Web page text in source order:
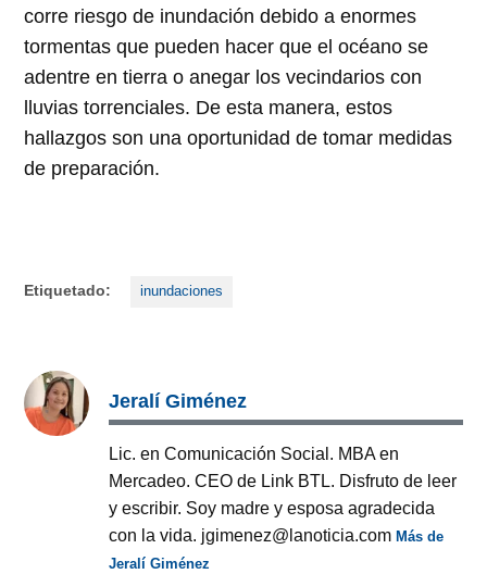
corre riesgo de inundación debido a enormes
tormentas que pueden hacer que el océano se
adentre en tierra o anegar los vecindarios con
lluvias torrenciales. De esta manera, estos
hallazgos son una oportunidad de tomar medidas
de preparación.
Etiquetado: inundaciones
Jeralí Giménez
Lic. en Comunicación Social. MBA en
Mercadeo. CEO de Link BTL. Disfruto de leer
y escribir. Soy madre y esposa agradecida
con la vida. jgimenez@lanoticia.comMás de
Jeralí Giménez